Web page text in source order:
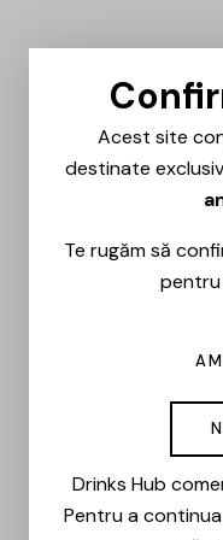
Acest site
destinate
Te rugăm să
Drinks Hub
Pentru a